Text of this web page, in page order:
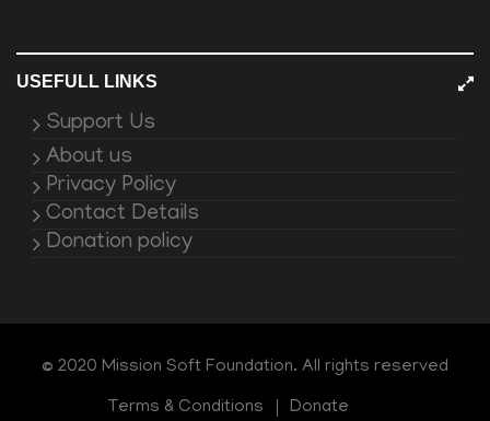
USEFULL LINKS
Support Us
About us
Privacy Policy
Contact Details
Donation policy
© 2020 Mission Soft Foundation. All rights reserved
Terms & Conditions Donate